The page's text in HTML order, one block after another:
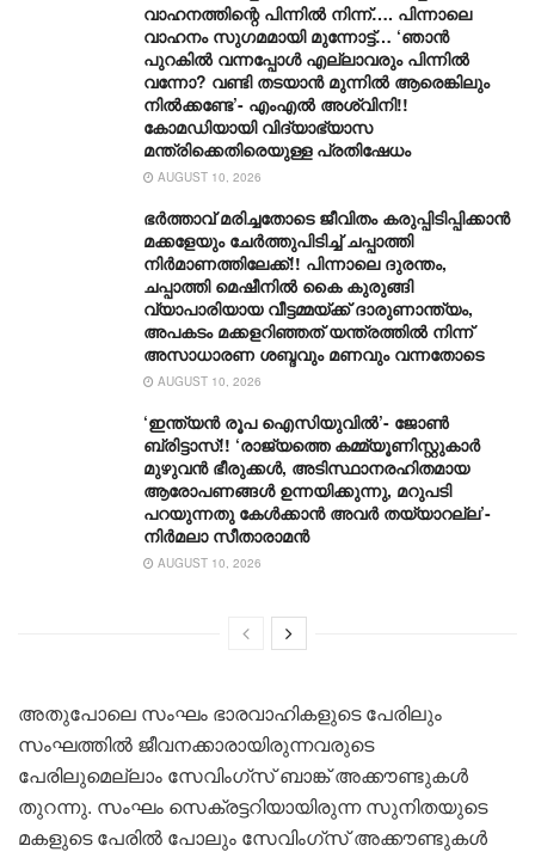
വാഹനത്തിന്റെ പിന്നിൽ നിന്ന്…. പിന്നാലെ
വാഹനം സു​ഗമമായി മുന്നോട്ട്… ‘ഞാൻ
പുറകിൽ വന്നപ്പോൾ എല്ലാവരും പിന്നിൽ
വന്നോ? വണ്ടി തടയാൻ മുന്നിൽ ആരെങ്കിലും
നിൽക്കണ്ടേ’- എംഎൽ അശ്വിനി!!
കോമഡിയായി വിദ്യാഭ്യാസ
മന്ത്രിക്കെതിരെയുള്ള പ്രതിഷേധം
AUGUST 10, 2026
ഭർത്താവ് മരിച്ചതോടെ ജീവിതം കരുപ്പിടിപ്പിക്കാൻ
മക്കളേയും ചേർത്തുപിടിച്ച് ചപ്പാത്തി
നിർമാണത്തിലേക്ക്!! പിന്നാലെ ദുരന്തം,
ചപ്പാത്തി മെഷീനിൽ കൈ കുരുങ്ങി
വ്യാപാരിയായ വീട്ടമ്മയ്ക്ക് ദാരുണാന്ത്യം,
അപകടം മക്കളറിഞ്ഞത് യന്ത്രത്തിൽ നിന്ന്
അസാധാരണ ശബ്ദവും മണവും വന്നതോടെ
AUGUST 10, 2026
‘ഇന്ത്യൻ രൂപ ഐസിയുവിൽ’- ജോൺ
ബ്രിട്ടാസ്!! ‘രാജ്യത്തെ കമ്മ്യൂണിസ്റ്റുകാർ
മുഴുവൻ ഭീരുക്കൾ, അടിസ്ഥാനരഹിതമായ
ആരോപണങ്ങൾ ഉന്നയിക്കുന്നു, മറുപടി
പറയുന്നതു കേൾക്കാൻ അവർ തയ്യാറല്ല’-
നിർമലാ സീതാരാമൻ
AUGUST 10, 2026
അതുപോലെ സംഘം ഭാരവാഹികളുടെ പേരിലും
സംഘത്തിൽ ജീവനക്കാരായിരുന്നവരുടെ
പേരിലുമെല്ലാം സേവിം​ഗ്സ് ബാങ്ക് അക്കൗണ്ടുകൾ
തുറന്നു. സംഘം സെക്രട്ടറിയായിരുന്ന സുനിതയുടെ
മകളുടെ പേരിൽ പോലും സേവിം​ഗ്സ് അക്കൗണ്ടുകൾ